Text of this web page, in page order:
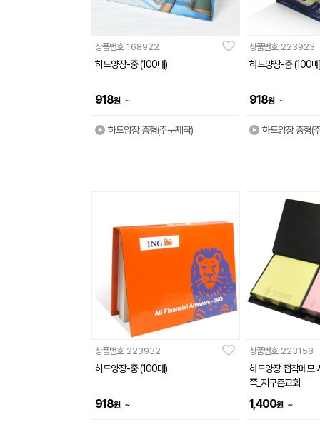
상품번호 168922
하드양장-중 (100매)
918원 ~
하드양장 중형(주문제작)
상품번호 223923
하드양장-중 (100
918원 ~
하드양장 중형(
상품번호 223932
하드양장-중 (100매)
918원 ~
상품번호 223158
하드양장 접착메모
쪽_지구촌교회
1,400원 ~